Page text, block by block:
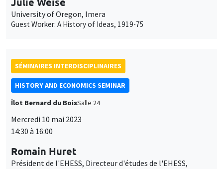
University of Oregon, Imera
Guest Worker: A History of Ideas, 1919-75
SÉMINAIRES INTERDISCIPLINAIRES
HISTORY AND ECONOMICS SEMINAR
Îlot Bernard du BoisSalle 24
Mercredi 10 mai 2023
14:30 à 16:00
Romain Huret
Président de l'EHESS, Directeur d'études de l'EHESS,